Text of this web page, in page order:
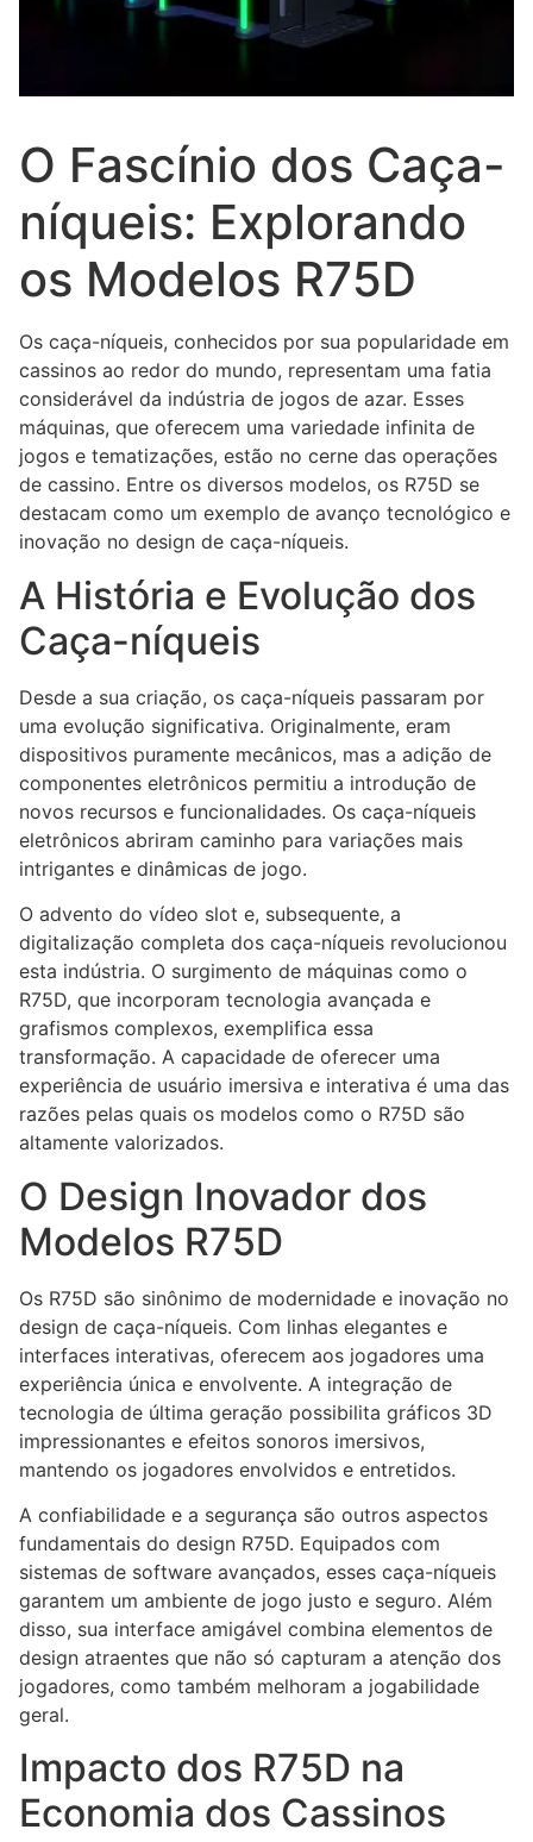
O Fascínio dos Caça-
níqueis: Explorando
os Modelos R75D
Os caça-níqueis, conhecidos por sua popularidade em
cassinos ao redor do mundo, representam uma fatia
considerável da indústria de jogos de azar. Esses
máquinas, que oferecem uma variedade infinita de
jogos e tematizações, estão no cerne das operações
de cassino. Entre os diversos modelos, os R75D se
destacam como um exemplo de avanço tecnológico e
inovação no design de caça-níqueis.
A História e Evolução dos
Caça-níqueis
Desde a sua criação, os caça-níqueis passaram por
uma evolução significativa. Originalmente, eram
dispositivos puramente mecânicos, mas a adição de
componentes eletrônicos permitiu a introdução de
novos recursos e funcionalidades. Os caça-níqueis
eletrônicos abriram caminho para variações mais
intrigantes e dinâmicas de jogo.
O advento do vídeo slot e, subsequente, a
digitalização completa dos caça-níqueis revolucionou
esta indústria. O surgimento de máquinas como o
R75D, que incorporam tecnologia avançada e
grafismos complexos, exemplifica essa
transformação. A capacidade de oferecer uma
experiência de usuário imersiva e interativa é uma das
razões pelas quais os modelos como o R75D são
altamente valorizados.
O Design Inovador dos
Modelos R75D
Os R75D são sinônimo de modernidade e inovação no
design de caça-níqueis. Com linhas elegantes e
interfaces interativas, oferecem aos jogadores uma
experiência única e envolvente. A integração de
tecnologia de última geração possibilita gráficos 3D
impressionantes e efeitos sonoros imersivos,
mantendo os jogadores envolvidos e entretidos.
A confiabilidade e a segurança são outros aspectos
fundamentais do design R75D. Equipados com
sistemas de software avançados, esses caça-níqueis
garantem um ambiente de jogo justo e seguro. Além
disso, sua interface amigável combina elementos de
design atraentes que não só capturam a atenção dos
jogadores, como também melhoram a jogabilidade
geral.
Impacto dos R75D na
Economia dos Cassinos